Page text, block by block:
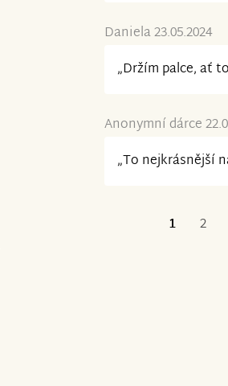
Daniela 23.05.2024
„Držím palce, ať
Anonymní dárce
„To nejkrásnější
1 2